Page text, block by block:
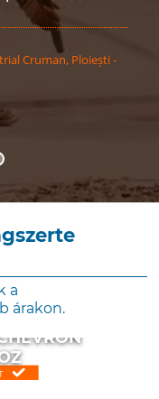
Cruman, Ploiești -
a
árakon.